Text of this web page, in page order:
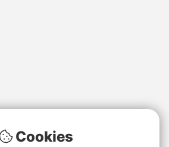
Cookies